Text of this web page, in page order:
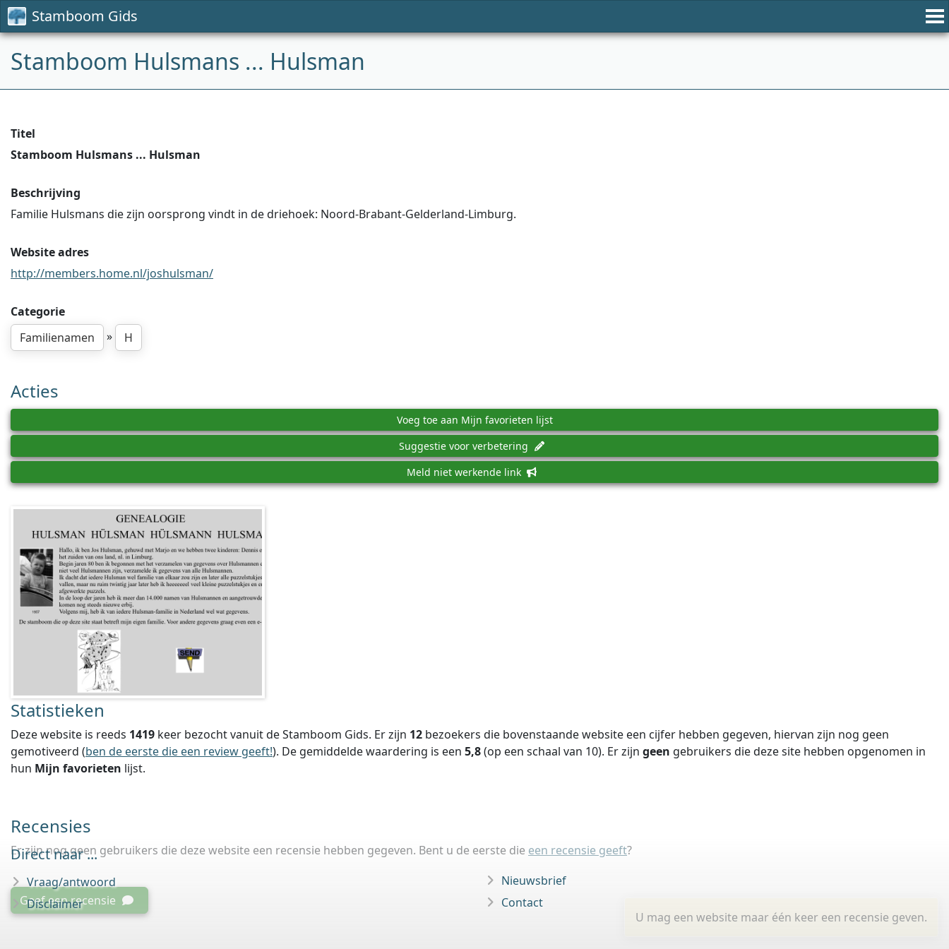
Stamboom Gids
Stamboom Hulsmans ... Hulsman
Titel
Stamboom Hulsmans ... Hulsman
Beschrijving
Familie Hulsmans die zijn oorsprong vindt in de driehoek: Noord-Brabant-Gelderland-Limburg.
Website adres
http://members.home.nl/joshulsman/
Categorie
Familienamen
» H
Acties
Voeg toe aan Mijn favorieten lijst
Suggestie voor verbetering
Meld niet werkende link
Statistieken
Deze website is reeds 1419 keer bezocht vanuit de Stamboom Gids. Er zijn 12 bezoekers die bovenstaande website een cijfer hebben gegeven, hiervan zijn nog geen
gemotiveerd (ben de eerste die een review geeft!). De gemiddelde waardering is een 5,8(op een schaal van 10). Er zijn geen gebruikers die deze site hebben opgenomen in
hun Mijn favorieten lijst.
Recensies
Er zijn nog geen gebruikers die deze website een recensie hebben gegeven. Bent u de eerste die een recensie geeft?
U mag een website maar één keer een recensie geven.
Geef een recensie
Direct naar ...
Vraag/antwoord
Disclaimer
Nieuwsbrief
Contact